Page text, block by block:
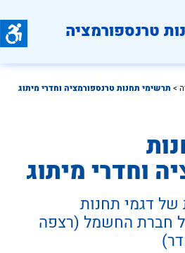
טרנספורמציה
וחדרי מיתוג
מצ"ב דוגמאות של דגמי תחנות
> תרשימי תחנות טרנספורמציה וחדרי מיתוג